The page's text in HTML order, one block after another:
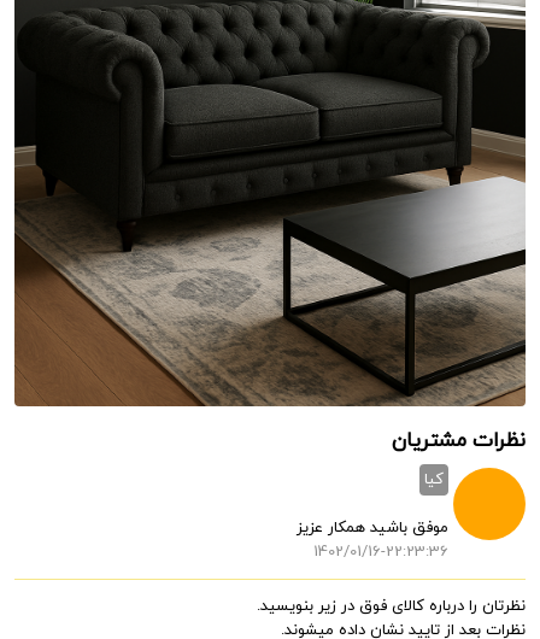
نظرات مشتریان
کیا
موفق باشید همکار عزیز
1402/01/16-22:23:36
نظرتان را درباره کالای فوق در زیر بنویسید.
نظرات بعد از تایید نشان داده میشوند.